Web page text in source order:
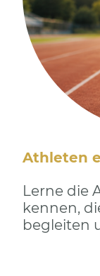
Athleten
Lerne die
kennen,
begleiten